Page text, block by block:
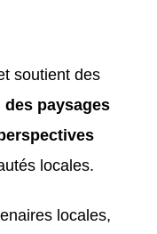
soutient des
paysages
locales.
locales,